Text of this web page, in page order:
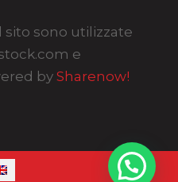
sono utilizzate
e
by Sharenow!